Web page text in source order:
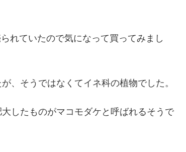
られていたので気になって買ってみまし
、そうではなくてイネ科の植物でした。
したものがマコモダケと呼ばれるそうで